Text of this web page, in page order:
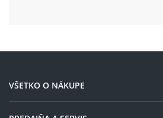
VŠETKO O NÁKUPE